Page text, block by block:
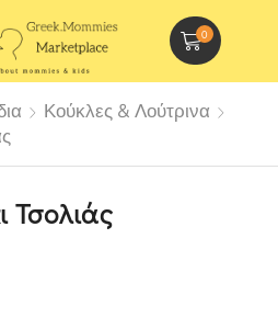
0
Κούκλες & Λούτρινα
Τσολιάς